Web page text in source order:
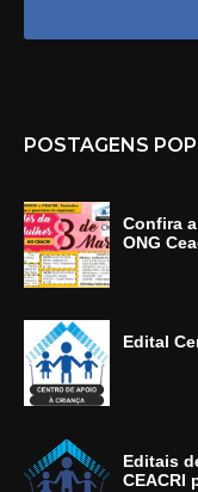
POSTAGENS
Confira
ONG
Edital
Editais
CEACRI